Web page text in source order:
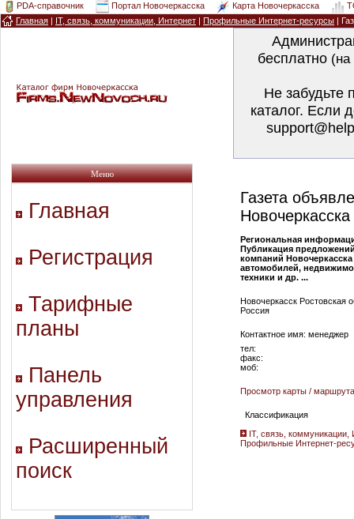
PDA-справочник Портал Новочеркасска Карта Новочеркасска
Главная | IT, связь, коммуникации, Интернет | Профильные Интернет-ресурсы |
бесплатно
Не забудьте
каталог. Если
Меню
Главная
Регистрация
Тарифные
планы
Панель
управления
Расширенный
поиск
Газета
Новочеркасска
Региональная
Публикация
компаний
автомобилей,
техники и др. ...
Новочеркасск Ростовская
Россия
Контактное имя: менеджер
тел:
факс:
моб:
Просмотр карты / маршрута
Классификация
IT, связь, коммуникации,
Профильные Интернет-